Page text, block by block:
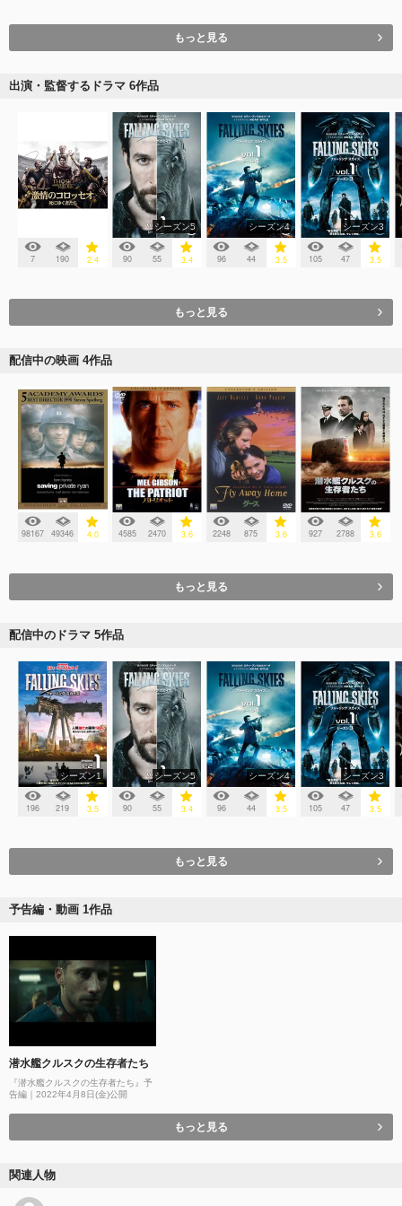
もっと見る
出演・監督するドラマ 6作品
7 190 2.4
シーズン5
90 55 3.4
シーズン4
96 44 3.5
シーズン3
105 47 3.5
もっと見る
配信中の映画 4作品
98167 49346 4.0 4585 2470 3.6 2248 875 3.6 927 2788 3.6
もっと見る
配信中のドラマ 5作品
シーズン1
196 219 3.5
シーズン5
90 55 3.4
シーズン4
96 44 3.5
シーズン3
105 47 3.5
もっと見る
予告編・動画 1作品
潜水艦クルスクの生存者たち
『潜水艦クルスクの生存者たち』予
告編｜2022年4月8日(金)公開
もっと見る
関連人物